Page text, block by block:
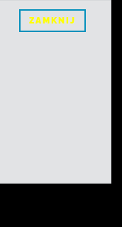
ZAMKNIJ